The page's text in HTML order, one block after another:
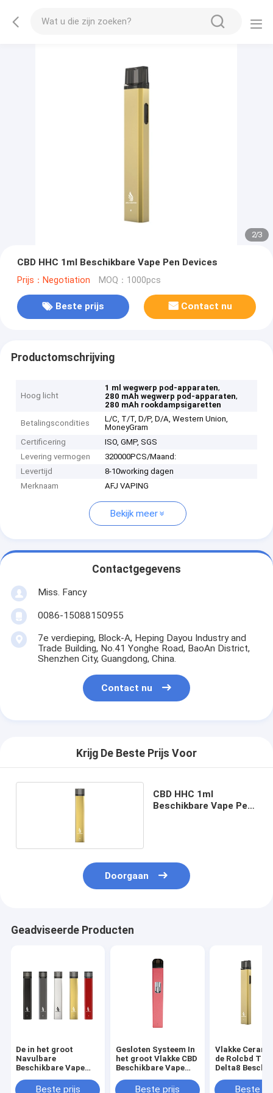
2/3
CBD HHC 1ml Beschikbare Vape Pen Devices
Prijs：Negotiation MOQ：1000pcs
Beste prijs Contact nu
Productomschrijving
Hoog licht
1 ml wegwerp pod-apparaten,
280 mAh wegwerp pod-apparaten,
280 mAh rookdampsigaretten
Betalingscondities
L/C, T/T, D/P, D/A, Western Union,
MoneyGram
Certificering
ISO, GMP, SGS
Levering vermogen
320000PCS/Maand:
Levertijd
8-10working dagen
Merknaam
AFJ VAPING
Bekijk meer
Contactgegevens
Miss. Fancy
0086-15088150955
7e verdieping, Block-A, Heping Dayou Industry and
Trade Building, No.41 Yonghe Road, BaoAn District,
Shenzhen City, Guangdong, China.
Contact nu
Krijg De Beste Prijs Voor
CBD HHC 1ml
Beschikbare Vape Pen
Doorgaan
Geadviseerde Producten
De in het groot
Navulbare
Beschikbare Vape
Beste prijs
Gesloten Systeem In
het groot Vlakke CBD
Beschikbare Vape
Beste prijs
Vlakke
de Rolcbd THC
Delta8
Beste